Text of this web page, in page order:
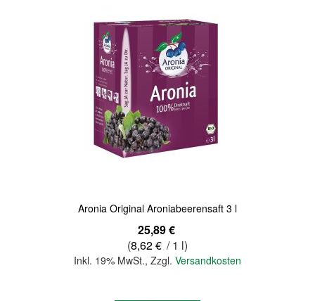
Aronia Original Aroniabeerensaft 3 l
25,89 €
(8,62 € / 1 l)
Inkl. 19% MwSt., Zzgl. Versandkosten